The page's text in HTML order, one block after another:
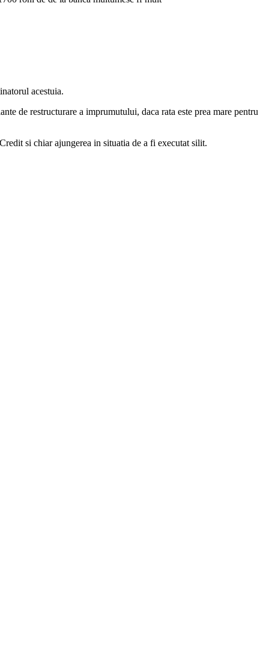
acestuia.
de restructurare a imprumutului, daca rata este prea mare pentru
si chiar ajungerea in situatia de a fi executat silit.